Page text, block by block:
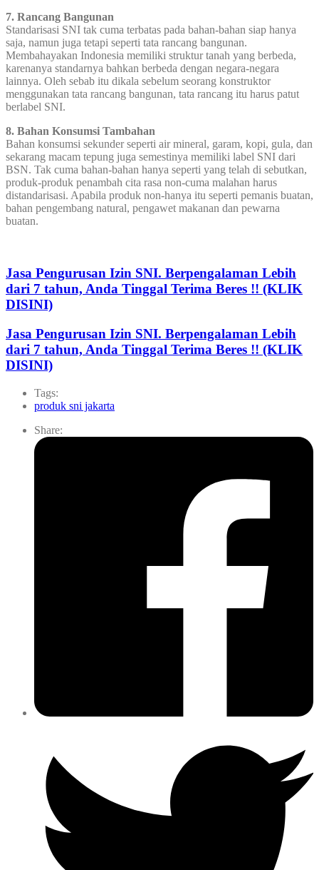
7. Rancang Bangunan
Standarisasi SNI tak cuma terbatas pada bahan-bahan siap hanya
saja, namun juga tetapi seperti tata rancang bangunan.
Membahayakan Indonesia memiliki struktur tanah yang berbeda,
karenanya standarnya bahkan berbeda dengan negara-negara
lainnya. Oleh sebab itu dikala sebelum seorang konstruktor
menggunakan tata rancang bangunan, tata rancang itu harus patut
berlabel SNI.
8. Bahan Konsumsi Tambahan
Bahan konsumsi sekunder seperti air mineral, garam, kopi, gula, dan
sekarang macam tepung juga semestinya memiliki label SNI dari
BSN. Tak cuma bahan-bahan hanya seperti yang telah di sebutkan,
produk-produk penambah cita rasa non-cuma malahan harus
distandarisasi. Apabila produk non-hanya itu seperti pemanis buatan,
bahan pengembang natural, pengawet makanan dan pewarna
buatan.
Jasa Pengurusan Izin SNI. Berpengalaman Lebih
dari 7 tahun, Anda Tinggal Terima Beres !! (KLIK
DISINI)
Jasa Pengurusan Izin SNI. Berpengalaman Lebih
dari 7 tahun, Anda Tinggal Terima Beres !! (KLIK
DISINI)
Tags:
produk sni jakarta
Share: